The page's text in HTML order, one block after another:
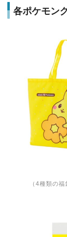
各ポケモン
（4種類の